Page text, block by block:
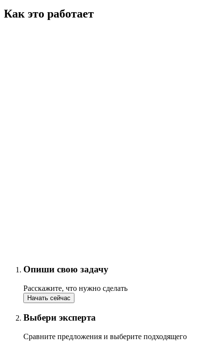
Как это работает
Опиши свою задачу
Расскажите, что нужно сделать
Начать сейчас
Выбери эксперта
Сравните предложения и выберите подходящего